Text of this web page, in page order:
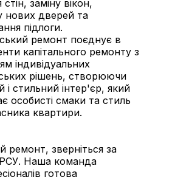
заміну вікон,
нових дверей та
підлоги.
ремонт поєднує в
капітального ремонту з
індивідуальних
рішень, створюючи
і стильний інтер'єр, який
особисті смаки та стиль
квартири.
ремонт, зверніться за
Наша команда
готова